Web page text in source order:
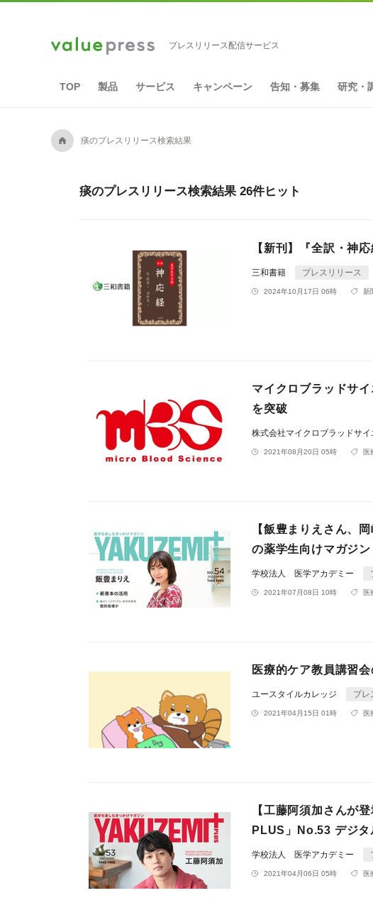
プレスリリース配信サービス
TOP 製品 サービス キャンペーン 告知・募集 研究・
A 痰のプレスリリース検索結果
痰のプレスリリース検索結果 26件ヒット
【新刊】『全訳・神
三和書籍 プレスリリース
2024年10月17日 06時 新
マイクロブラッドサ
を突破
株式会社マイクロブラッドサイ
2021年08月20日 05時 医
【飯豊まりえさん、
の薬学生向けマガジ
学校法人 医学アカデミー
2021年07月08日 10時 医
医療的ケア教員講習
ユースタイルカレッジ プレ
2021年04月15日 01時 医
【工藤阿須加さんが
PLUS」No.53 デジタ
学校法人 医学アカデミー
2021年04月06日 05時 医